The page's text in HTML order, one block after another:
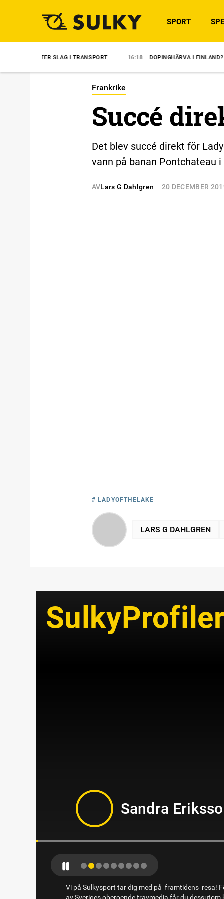
SPORT
SLAG I TRANSPORT 16:18 DOPINGHÄRVA I FINLAND? 14:35
Frankrike
Succé
Det blev succé direkt för
vann på banan Pontchateau
AVLars G Dahlgren 20 DECEMBER
# LADYOFTHELAKE
LARS G DAHLGREN
Sandra
Vi på Sulkysport tar dig med på framtidens resa!